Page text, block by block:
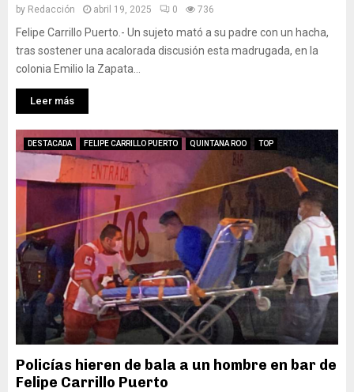
by Redacción abril 19, 2025 0 736
Felipe Carrillo Puerto.- Un sujeto mató a su padre con un hacha,
tras sostener una acalorada discusión esta madrugada, en la
colonia Emilio la Zapata...
Leer más
DESTACADA FELIPE CARRILLO PUERTO QUINTANA ROO TOP
Policías hieren de bala a un hombre en bar de
Felipe Carrillo Puerto